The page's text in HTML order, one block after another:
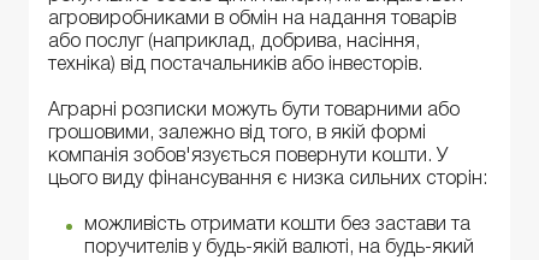
агровиробниками в обмін на надання товарів
або послуг (наприклад, добрива, насіння,
техніка) від постачальників або інвесторів.
Аграрні розписки можуть бути товарними або
грошовими, залежно від того, в якій формі
компанія зобов'язується повернути кошти. У
цього виду фінансування є низка сильних сторін:
можливість отримати кошти без застави та
поручителів у будь-якій валюті, на будь-який